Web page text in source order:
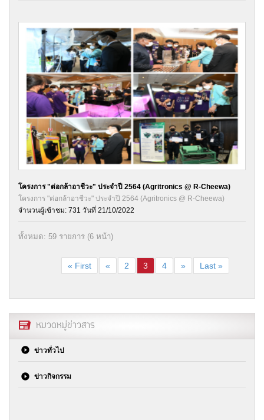
โครงการ "ต่อกล้าอาชีวะ" ประจำปี 2564 (Agritronics @ R-Cheewa)
โครงการ "ต่อกล้าอาชีวะ" ประจำปี 2564 (Agritronics @ R-Cheewa)
จำนวนผู้เข้าชม: 731 วันที่ 21/10/2022
ทั้งหมด: 59 รายการ (6 หน้า)
« First « 2 3 4 » Last »
หมวดหมู่ข่าวสาร
ข่าวทั่วไป
ข่าวกิจกรรม